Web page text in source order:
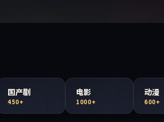
国产剧
450+
电影
1000+
动漫
600+